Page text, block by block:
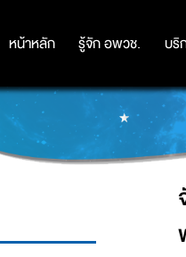
หน้าหลัก รู้จัก อพวช. บริ
หน้าหลัก รู้จัก อพวช. บริ
ศาสตร์ อพวช.